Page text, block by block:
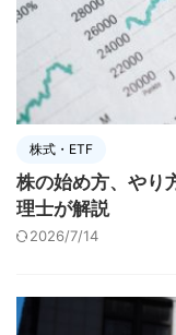
株式・ETF
株の始め方、やり
理士が解説
2026/7/14